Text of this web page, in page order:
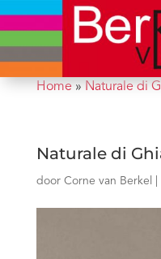
Home» Naturale di
Naturale di
door Corne van Berkel